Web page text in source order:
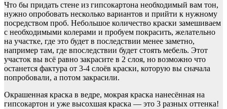
Что бы придать стене из гипсокартона необходимый вам тон,
нужно опробовать несколько вариантов и прийти к нужному
посредством проб. Небольшое количество краски замешиваем
с необходимыми колерами и пробуем покрасить, желательно
на участке, где это будет в последствии менее заметно,
например там, где впоследствии будет стоять мебель. Этот
участок вы всё равно закрасите в 2 слоя, но возможно что
останется фактура от 3-4 слоёв краски, которую вы сначала
попробовали, а потом закрасили.
Окрашенная краска в ведре, мокрая краска нанесённая на
гипсокартон и уже высохшая краска — это 3 разных оттенка!